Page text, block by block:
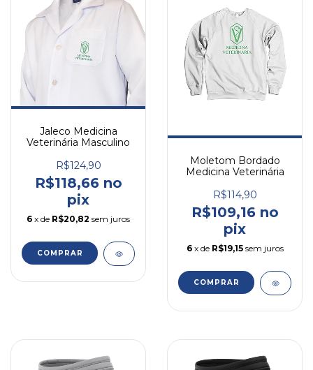
Jaleco Medicina
Veterinária Masculino
R$124,90
R$118,66 no
pix
6 x de R$20,82 sem juros
COMPRAR
Moletom Bordado
Medicina Veterinária
R$114,90
R$109,16 no
pix
6 x de R$19,15 sem juros
COMPRAR